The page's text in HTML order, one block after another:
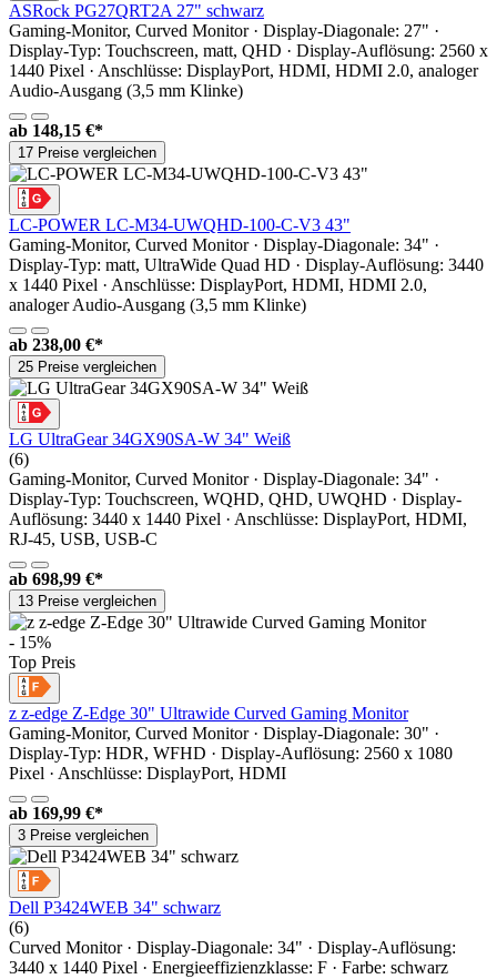
ASRock PG27QRT2A 27" schwarz
Gaming-Monitor, Curved Monitor · Display-Diagonale: 27" ·
Display-Typ: Touchscreen, matt, QHD · Display-Auflösung: 2560 x
1440 Pixel · Anschlüsse: DisplayPort, HDMI, HDMI 2.0, analoger
Audio-Ausgang (3,5 mm Klinke)
ab 148,15 €*
17 Preise vergleichen
LC-POWER LC-M34-UWQHD-100-C-V3 43"
Gaming-Monitor, Curved Monitor · Display-Diagonale: 34" ·
Display-Typ: matt, UltraWide Quad HD · Display-Auflösung: 3440
x 1440 Pixel · Anschlüsse: DisplayPort, HDMI, HDMI 2.0,
analoger Audio-Ausgang (3,5 mm Klinke)
ab 238,00 €*
25 Preise vergleichen
LG UltraGear 34GX90SA-W 34" Weiß
(6)
Gaming-Monitor, Curved Monitor · Display-Diagonale: 34" ·
Display-Typ: Touchscreen, WQHD, QHD, UWQHD · Display-
Auflösung: 3440 x 1440 Pixel · Anschlüsse: DisplayPort, HDMI,
RJ-45, USB, USB-C
ab 698,99 €*
13 Preise vergleichen
- 15%
Top Preis
z z-edge Z-Edge 30" Ultrawide Curved Gaming Monitor
Gaming-Monitor, Curved Monitor · Display-Diagonale: 30" ·
Display-Typ: HDR, WFHD · Display-Auflösung: 2560 x 1080
Pixel · Anschlüsse: DisplayPort, HDMI
ab 169,99 €*
3 Preise vergleichen
Dell P3424WEB 34" schwarz
(6)
Curved Monitor · Display-Diagonale: 34" · Display-Auflösung:
3440 x 1440 Pixel · Energieeffizienzklasse: F · Farbe: schwarz